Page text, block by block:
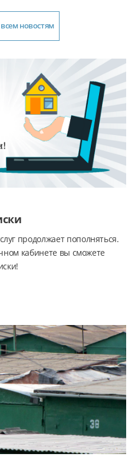
новостям
продолжает пополняться.
кабинете вы сможете